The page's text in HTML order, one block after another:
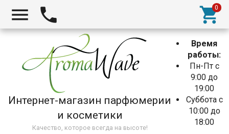
Интернет-магазин парфюмерии
и косметики
Качество, которое всегда на высоте!
Время
работы:
Пн-Пт с
9:00 до
19:00
Суббота с
10:00 до
18:00